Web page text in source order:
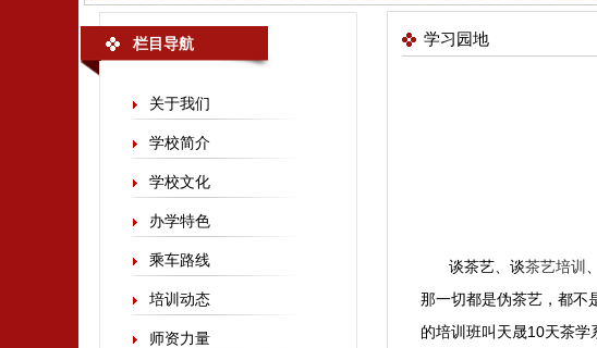
栏目导航
关于我们
学校简介
学校文化
办学特色
乘车路线
培训动态
师资力量
学习园地
谈茶艺、谈茶艺培训
那一切都是伪茶艺，都不
的培训班叫天晟10天茶学